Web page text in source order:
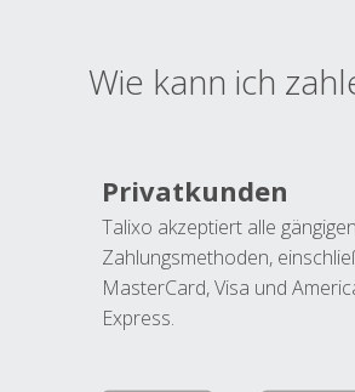
Wie kann ich
Privatkunden
Talixo akzeptiert alle gängigen
Zahlungsmethoden,
MasterCard, Visa und
Express.